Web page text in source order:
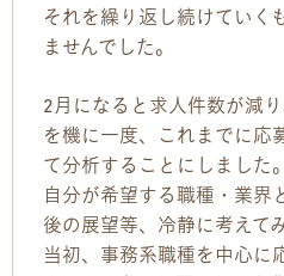
それを繰り返し続けていく
ませんでした。
2月になると求人件数が減
を機に一度、これまでに応
て分析することにしました。
自分が希望する職種・業界
後の展望等、冷静に考えて
当初、事務系職種を中心に